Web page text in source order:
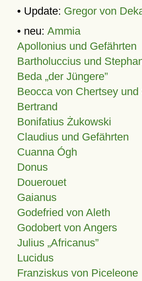
• Update: Gregor von
• neu: Ammia
Apollonius und Gefährten
Bartholuccius und
Beda „der Jüngere”
Beocca von Chertsey und
Bertrand
Bonifatius Żukowski
Claudius und Gefährten
Cuanna Ógh
Donus
Douerouet
Gaianus
Godefried von Aleth
Godobert von Angers
Julius Africanus
Lucidus
Franziskus von Piceleone